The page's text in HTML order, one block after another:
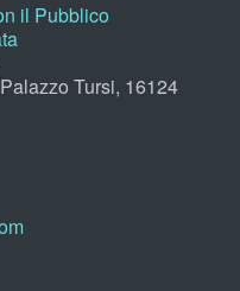
il Pubblico
Tursi, 16124